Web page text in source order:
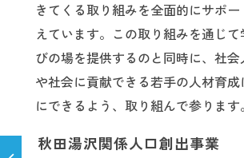
きてくる取り組みを全面的にサポ
えています。この取り組みを通じ
びの場を提供するのと同時に、社
や社会に貢献できる若手の人材育
にできるよう、取り組んで参ります。
秋田湯沢関係人口創出事業